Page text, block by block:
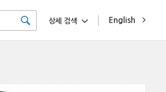
English
상세 검색